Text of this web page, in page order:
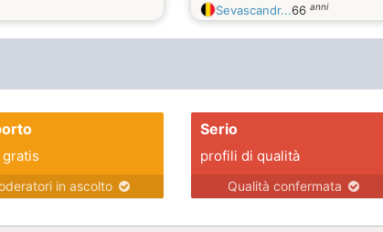
Sevascandr...66 anni
gratis
in ascolto
Serio
profili di qualità
Qualità confermata